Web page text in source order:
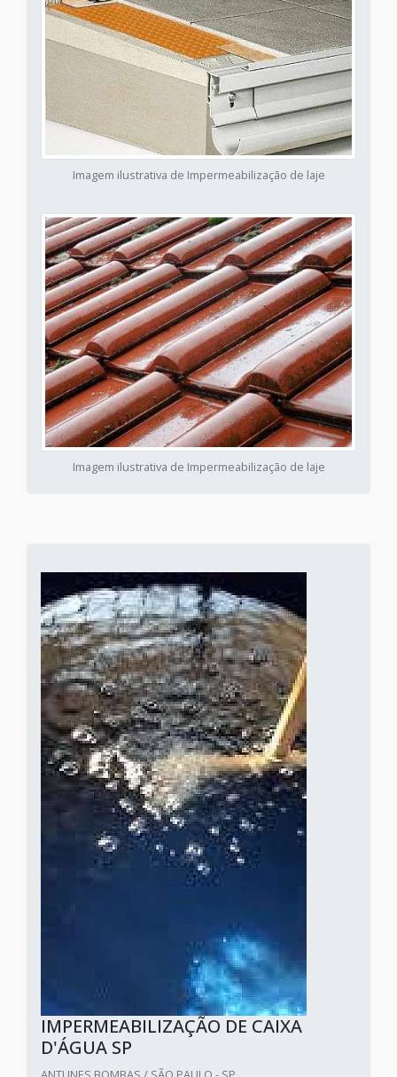
Imagem ilustrativa de Impermeabilização de laje
Imagem ilustrativa de Impermeabilização de laje
IMPERMEABILIZAÇÃO DE CAIXA
D'ÁGUA SP